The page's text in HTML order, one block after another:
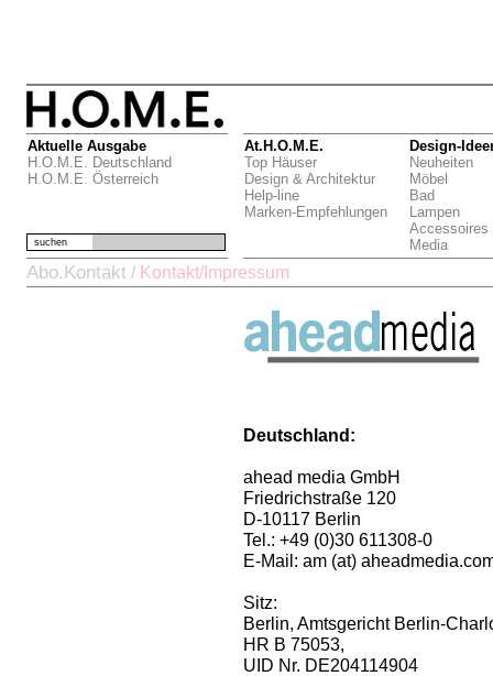
Aktuelle Ausgabe
H.O.M.E. Deutschland
H.O.M.E. Österreich
At.H.O.M.E.
Top Häuser
Design & Architektur
Help-line
Marken-Empfehlungen
Design-
Neuheiten
Möbel
Bad
Lampen
Accessoires
Media
suchen
Abo.Kontakt / Kontakt/Impressum
Deutschland:
ahead media GmbH
Friedrichstraße 120
D-10117 Berlin
Tel.: +49 (0)30 611308-0
E-Mail: am (at)
Sitz:
Berlin, Amtsgericht Berlin-
HR B 75053,
UID Nr. DE204114904